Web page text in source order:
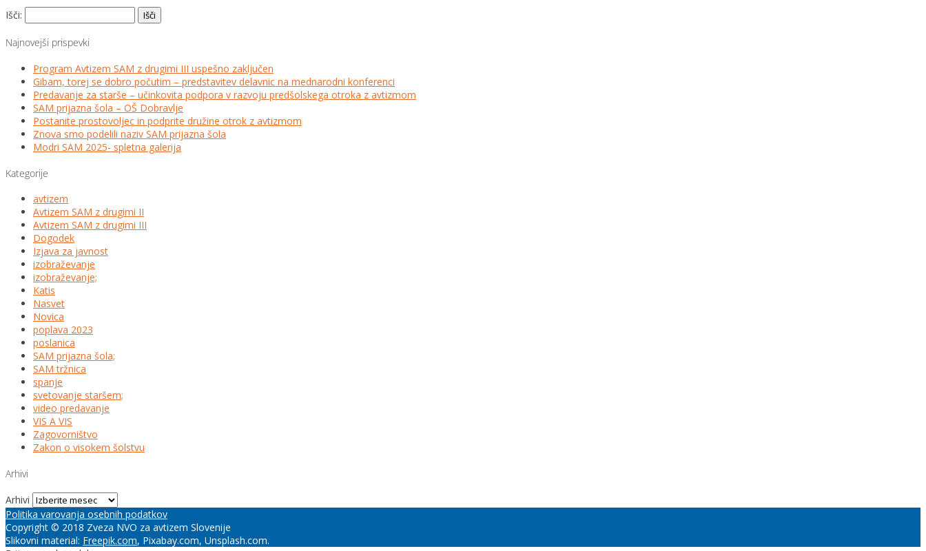
Išči:
Najnovejši prispevki
Program Avtizem SAM z drugimi III uspešno zaključen
Gibam, torej se dobro počutim – predstavitev delavnic na mednarodni konferenci
Predavanje za starše – učinkovita podpora v razvoju predšolskega otroka z avtizmom
SAM prijazna šola – OŠ Dobravlje
Postanite prostovoljec in podprite družine otrok z avtizmom
Znova smo podelili naziv SAM prijazna šola
Modri SAM 2025- spletna galerija
Kategorije
avtizem
Avtizem SAM z drugimi II
Avtizem SAM z drugimi III
Dogodek
Izjava za javnost
izobraževanje
izobraževanje;
Katis
Nasvet
Novica
poplava 2023
poslanica
SAM prijazna šola;
SAM tržnica
spanje
svetovanje staršem;
video predavanje
VIS A VIS
Zagovorništvo
Zakon o visokem šolstvu
Arhivi
Arhivi
Politika varovanja osebnih podatkov
Copyright © 2018 Zveza NVO za avtizem Slovenije
Slikovni material: Freepik.com, Pixabay.com, Unsplash.com.